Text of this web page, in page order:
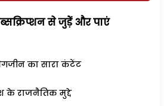
से जुड़ेें और पाएं
का सारा कंटेंट
के राजनैतिक मुद्दे